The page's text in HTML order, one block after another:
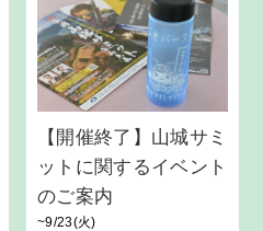
【開催終了】山城サミ
ットに関するイベント
のご案内
~9/23(火)